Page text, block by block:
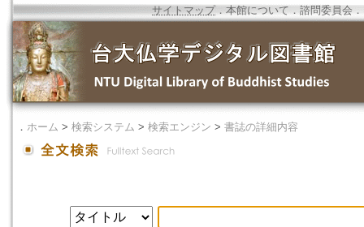
サイトマップ．本館について ． 諮問委員会 ．
． ホーム > 検索システム > 検索エンジン > 書誌の詳細内容